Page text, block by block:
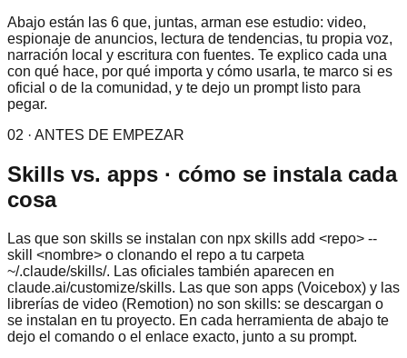
Abajo están las 6 que, juntas, arman ese estudio: video,
espionaje de anuncios, lectura de tendencias, tu propia voz,
narración local y escritura con fuentes. Te explico cada una
con qué hace, por qué importa y cómo usarla, te marco si es
oficial o de la comunidad, y te dejo un prompt listo para
pegar.
02 · ANTES DE EMPEZAR
Skills vs. apps · cómo se instala cada
cosa
Las que son skills se instalan con npx skills add <repo> --
skill <nombre> o clonando el repo a tu carpeta
~/.claude/skills/. Las oficiales también aparecen en
claude.ai/customize/skills. Las que son apps (Voicebox) y las
librerías de video (Remotion) no son skills: se descargan o
se instalan en tu proyecto. En cada herramienta de abajo te
dejo el comando o el enlace exacto, junto a su prompt.